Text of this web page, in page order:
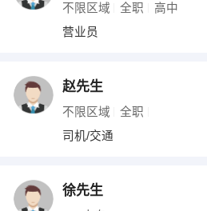
不限区域 全职 高中
营业员
赵先生
不限区域 全职
司机/交通
徐先生